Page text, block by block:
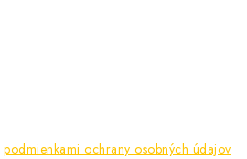
podmienkami ochrany osobných údajov